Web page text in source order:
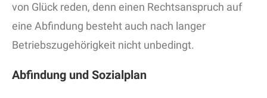
von Glück reden, denn einen Rechtsanspruch auf
eine Abfindung besteht auch nach langer
Betriebszugehörigkeit nicht unbedingt.
Abfindung und Sozialplan